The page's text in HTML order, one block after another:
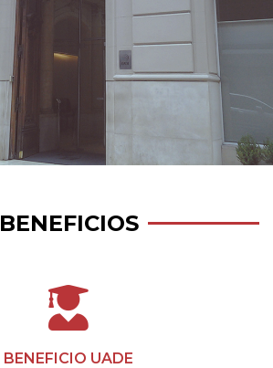
BENEFICIOS
BENEFICIO UADE